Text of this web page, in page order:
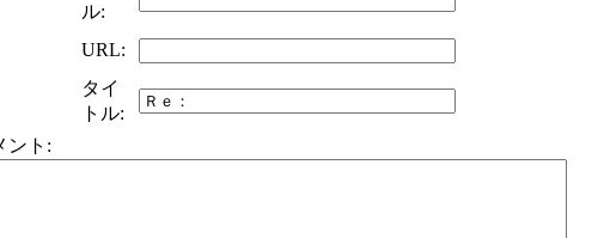
ル:
URL:
タイ
トル:
ント: